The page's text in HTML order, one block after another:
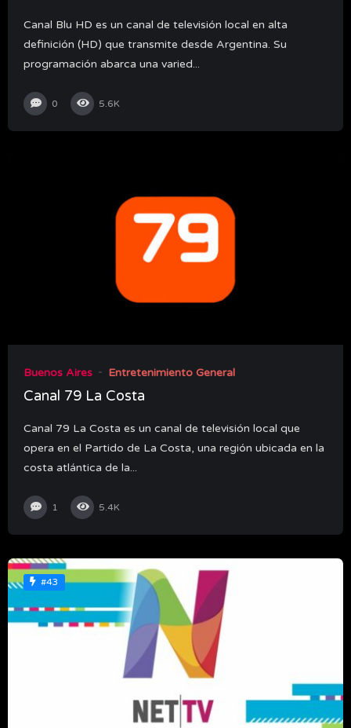
Canal Blu HD es un canal de televisión local en alta
definición (HD) que transmite desde Argentina. Su
programación abarca una varied...
0 5.6K
Buenos Aires Entretenimiento General
Canal 79 La Costa
Canal 79 La Costa es un canal de televisión local que
opera en el Partido de La Costa, una región ubicada en la
costa atlántica de la...
1 5.4K
#43